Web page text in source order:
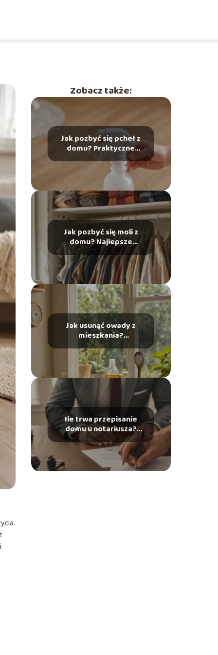
Zobacz także:
Jak pozbyć się pcheł z
domu? Praktyczne
porady na walkę z
pchłami
Jak pozbyć się moli z
domu? Najlepsze
rozwiązania na ochronę
ubrań
Jak usunąć owady z
mieszkania?
Wypróbowane metody
na kłopot
Ile trwa przepisanie
domu u notariusza?
Wyjaśniamy proces